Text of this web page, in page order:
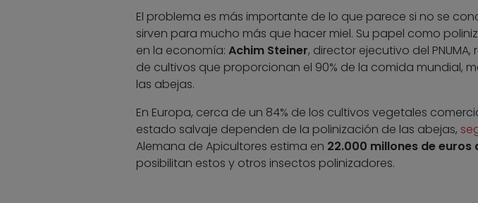
El problema es más importante de lo que parece si no se
sirven para mucho más que hacer miel. Su papel como
en la economía: Achim Steiner, director ejecutivo del
de cultivos que proporcionan el 90% de la comida mundial,
las abejas.
En Europa, cerca de un 84% de los cultivos vegetales
estado salvaje dependen de la polinización de las abejas,
Alemana de Apicultores estima en 22.000 millones de
posibilitan estos y otros insectos polinizadores.